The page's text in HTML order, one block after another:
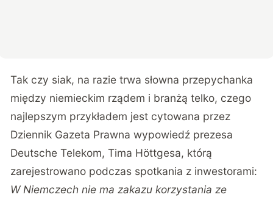
Tak czy siak, na razie trwa słowna przepychanka
między niemieckim rządem i branżą telko, czego
najlepszym przykładem jest cytowana przez
Dziennik Gazeta Prawna wypowiedź prezesa
Deutsche Telekom, Tima Höttgesa, którą
zarejestrowano podczas spotkania z inwestorami:
W Niemczech nie ma zakazu korzystania ze